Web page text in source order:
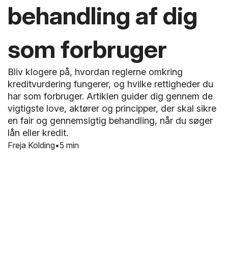
behandling af dig
som forbruger
5 min
Bliv klogere på, hvordan reglerne omkring
kreditvurdering fungerer, og hvilke rettigheder du
har som forbruger. Artiklen guider dig gennem de
vigtigste love, aktører og principper, der skal sikre
en fair og gennemsigtig behandling, når du søger
lån eller kredit.
Freja Kolding